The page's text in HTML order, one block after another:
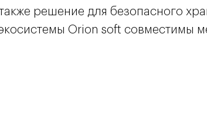
решение для безопасного
Orion soft совместимы